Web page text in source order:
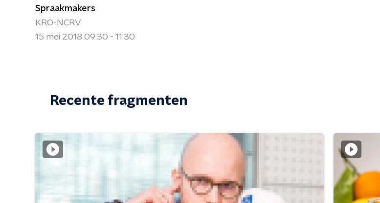
Spraakmakers
KRO-NCRV
15 mei 2018 09:30 - 11:30
Recente fragmenten